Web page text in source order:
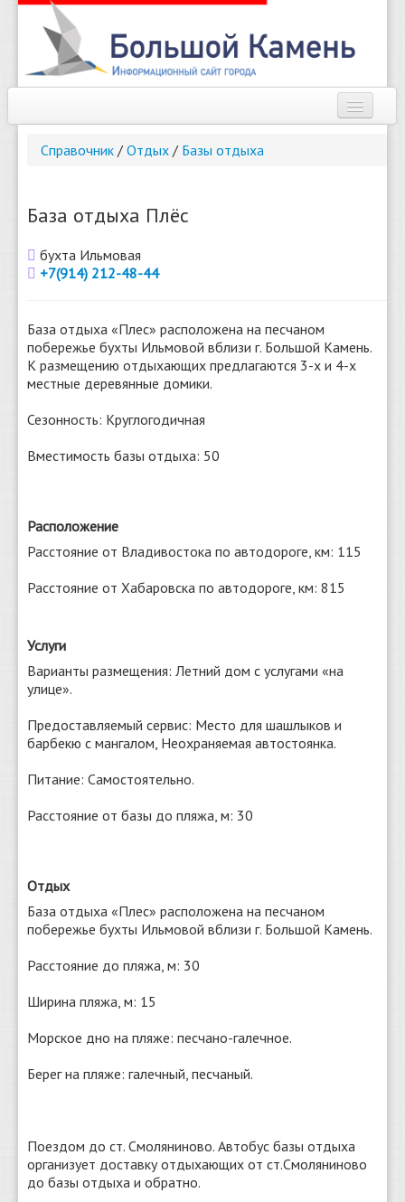
Погода
Найти
Справочник / Отдых / Базы отдыха
База отдыха Плёс
бухта Ильмовая
+7(914) 212-48-44
База отдыха «Плес» расположена на песчаном
побережье бухты Ильмовой вблизи г. Большой Камень.
К размещению отдыхающих предлагаются 3-х и 4-х
местные деревянные домики.
Сезонность: Круглогодичная
Вместимость базы отдыха: 50
Расположение
Расстояние от Владивостока по автодороге, км: 115
Расстояние от Хабаровска по автодороге, км: 815
Услуги
Варианты размещения: Летний дом с услугами «на
улице».
Предоставляемый сервис: Место для шашлыков и
барбекю с мангалом, Неохраняемая автостоянка.
Питание: Самостоятельно.
Расстояние от базы до пляжа, м: 30
Отдых
База отдыха «Плес» расположена на песчаном
побережье бухты Ильмовой вблизи г. Большой Камень.
Расстояние до пляжа, м: 30
Ширина пляжа, м: 15
Морское дно на пляже: песчано-галечное.
Берег на пляже: галечный, песчаный.
Поездом до ст. Смоляниново. Автобус базы отдыха
организует доставку отдыхающих от ст.Смоляниново
до базы отдыха и обратно.